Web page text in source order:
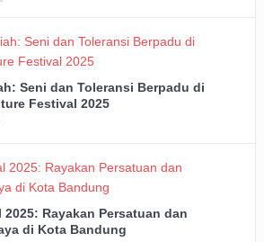
Seni dan Toleransi Berpadu di
Festival 2025
Rayakan Persatuan dan
di Kota Bandung